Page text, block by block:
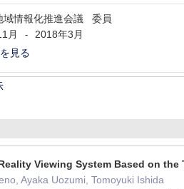
域情報化推進会議 委員
月
-
2018年3月
見る
Viewing System Based on
Ayaka Uozumi, Tomoyuki Ishida